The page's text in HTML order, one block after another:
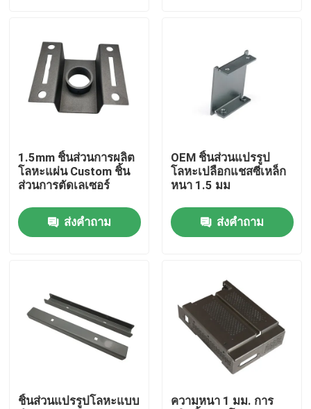
สินค้า
วิดีโอ
ทัวร์โรงงาน
ควบคุมคุณภาพ
ข่าว
ขอใบเสนอราคา
ชิ้นส่วนหล่อโลหะ
1.5mm ชิ้นส่วนการผลิต
โลหะแผ่น Custom ชิ้น
ส่วนการตัดเลเซอร์
ส่งคำถาม
OEM ชิ้นส่วนแปรรูป
โลหะเปลือกแชสซีเหล็ก
หนา 1.5 มม
ส่งคำถาม
ชิ้นส่วนแปรรูปโลหะแบบ
ความหนา 1 มม. การ